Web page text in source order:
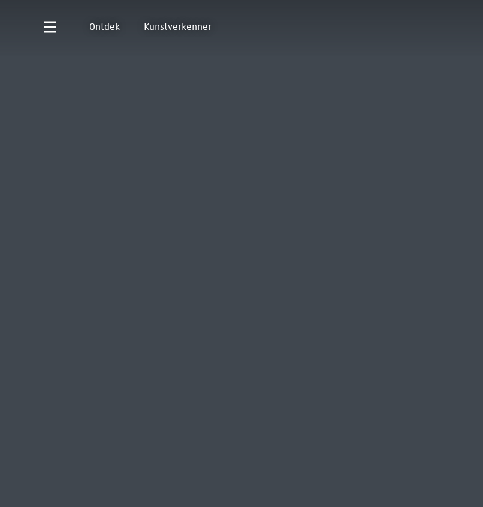
Ontdek Kunstverkenner